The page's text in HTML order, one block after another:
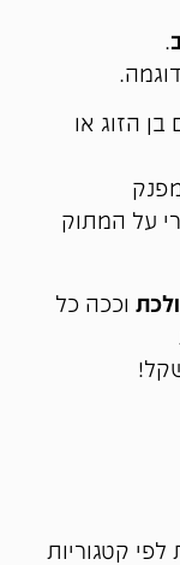
.
הזוג או
על המתוק
וככה כל
קטגוריות